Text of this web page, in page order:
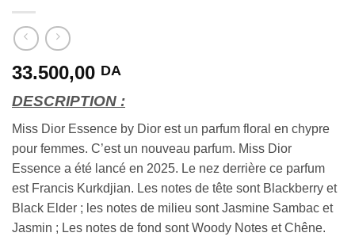
33.500,00 DA
DESCRIPTION :
Miss Dior Essence by Dior est un parfum floral en chypre
pour femmes. C’est un nouveau parfum. Miss Dior
Essence a été lancé en 2025. Le nez derrière ce parfum
est Francis Kurkdjian. Les notes de tête sont Blackberry et
Black Elder ; les notes de milieu sont Jasmine Sambac et
Jasmin ; Les notes de fond sont Woody Notes et Chêne.